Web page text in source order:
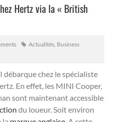
Hertz via la « British
Actualités Business
débarque chez le spécialiste
En effet, les MINI Cooper,
sont maintenant accessible
du loueur.Soit environ